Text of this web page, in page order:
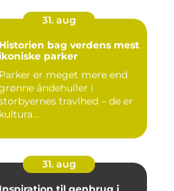
31. aug
Historien bag verdens mest
parker
Parker er meget mere end
åndehuller i
travlhed – de er
kultura...
31. aug